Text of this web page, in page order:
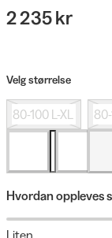
2 235 kr
Velg størrelse
80-100 L-XL
Hvordan oppleves
Liten